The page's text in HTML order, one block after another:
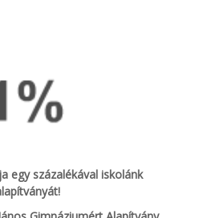
egy százalékával iskolánk